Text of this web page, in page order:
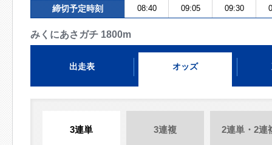
締切予定時刻 08:40 09:05 09:30
みくにあさガチ 1800m
出走表 オッズ
3連単 3連複 2連単・2連